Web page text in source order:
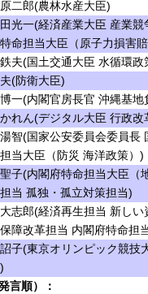
二郎(農林水産大臣)
光一(経済産業大臣 産業競
命担当大臣（原子力損害
夫(国土交通大臣 水循環政
(防衛大臣)
一(内閣官房長官 沖縄基地
れん(デジタル大臣 行政改
智(国家公安委員会委員長
当大臣（防災 海洋政策）)
子(内閣府特命担当大臣（
当 孤独・孤立対策担当)
志郎(経済再生担当 新しい
障改革担当 内閣府特命担
子(東京オリンピック競技
言順）：